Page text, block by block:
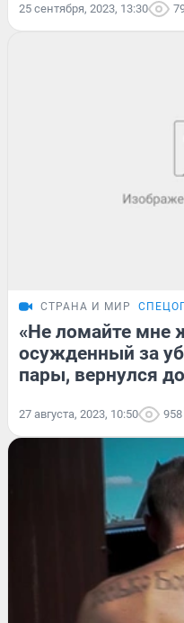
25 сентября, 2023, 13:30
СТРАНА И МИР
«Не ломайте мне
осужденный за
пары, вернулся
27 августа, 2023, 10:50 958